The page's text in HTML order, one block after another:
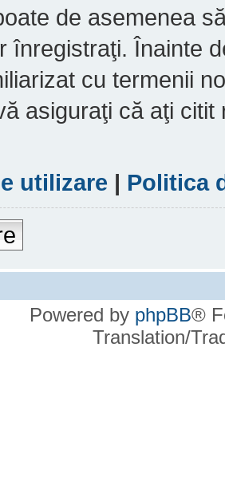
de asemenea
înregistraţi. Înainte
cu termenii
asiguraţi că aţi
utilizare | Politica
Powered by phpBB®
Translation/